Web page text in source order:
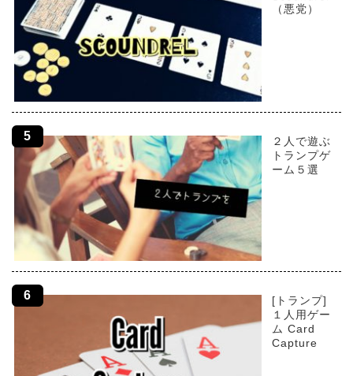
（悪党）
２人で遊ぶ
トランプゲ
ーム５選
[トランプ]
１人用ゲー
ム Card
Capture